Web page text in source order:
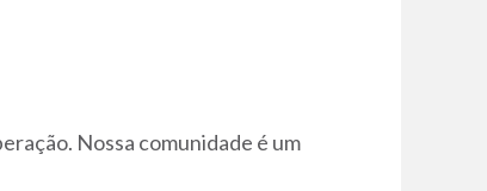
Nossa comunidade é um